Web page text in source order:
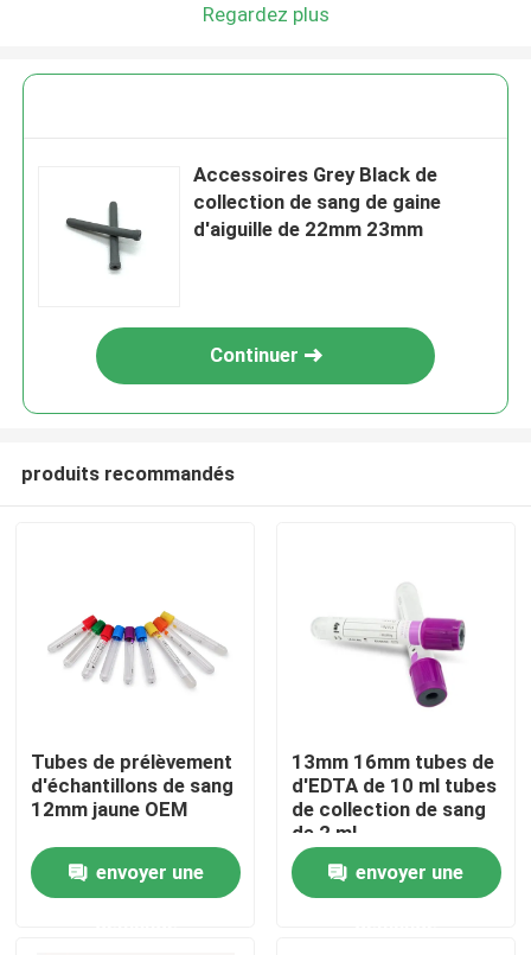
Aperçu
Regardez plus
Accessoires Grey Black de
collection de sang de gaine
d'aiguille de 22mm 23mm
Continuer
produits recommandés
Tubes de prélèvement
d'échantillons de sang
12mm jaune OEM
envoyer une
13mm 16mm tubes de
d'EDTA de 10 ml tubes
de collection de sang
de 2 ml
envoyer une